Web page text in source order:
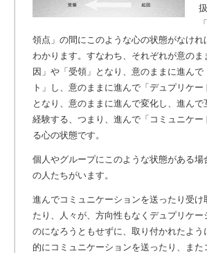
領点」の間にこのような心の状態がなけれ
わかります。すなわち、それぞれが意のま
因」や「受領」となり、意のままに進んで
ト」し、意のままに進んで「デュプリケー
となり、意のままに進んで変化し、進んで
経験する、つまり、進んで「コミュニケー
る心の状態です。
個人やグループにこのような状態がある場
の人たちがいます。
進んでコミュニケーションを送ったり受け
たり、人々が、方向性もなくデュプリケー
のになろうともせずに、取り付かれたよう
的にコミュニケーションを送ったり、また